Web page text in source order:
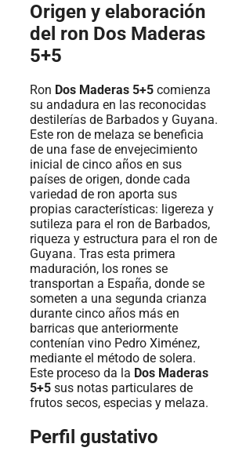
Origen y elaboración
del ron Dos Maderas
5+5
Ron Dos Maderas 5+5 comienza
su andadura en las reconocidas
destilerías de Barbados y Guyana.
Este ron de melaza se beneficia
de una fase de envejecimiento
inicial de cinco años en sus
países de origen, donde cada
variedad de ron aporta sus
propias características: ligereza y
sutileza para el ron de Barbados,
riqueza y estructura para el ron de
Guyana. Tras esta primera
maduración, los rones se
transportan a España, donde se
someten a una segunda crianza
durante cinco años más en
barricas que anteriormente
contenían vino Pedro Ximénez,
mediante el método de solera.
Este proceso da la Dos Maderas
5+5 sus notas particulares de
frutos secos, especias y melaza.
Perfil gustativo